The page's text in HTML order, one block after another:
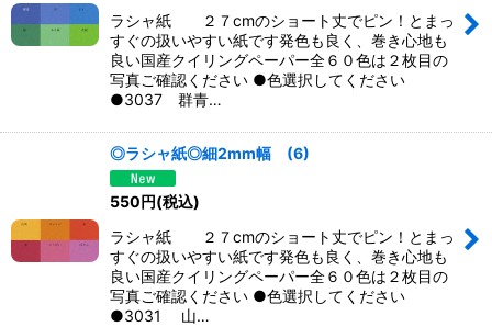
ラシャ紙 ２７cmのショート丈でピン！とまっ
すぐの扱いやすい紙です発色も良く、巻き心地も
良い国産クイリングペーパー全６０色は２枚目の
写真ご確認ください ●色選択してください
●3037 群青…
◎ラシャ紙◎細2mm幅 (6)
550円(税込)
ラシャ紙 ２７cmのショート丈でピン！とまっ
すぐの扱いやすい紙です発色も良く、巻き心地も
良い国産クイリングペーパー全６０色は２枚目の
写真ご確認ください ●色選択してください
●3031 山…